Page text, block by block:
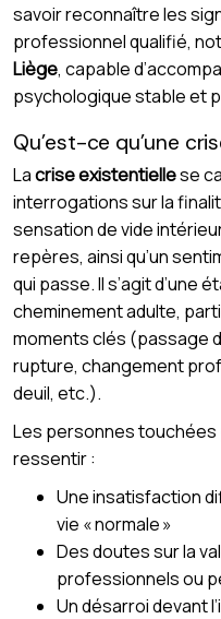
savoir reconnaître les
professionnel qualifié,
Liège, capable
psychologique stable et
Qu’est-ce qu’une
Lacrise existentiellese
interrogations sur la
sensation de vide
repères, ainsi qu’un
qui passe. Il s’agit d’une
cheminement adulte,
moments clés (passage
rupture, changement
deuil, etc.).
Les personnes
ressentir :
Une insatisfaction
vie « normale »
Des doutes sur la
professionnels ou
Un désarroi devant